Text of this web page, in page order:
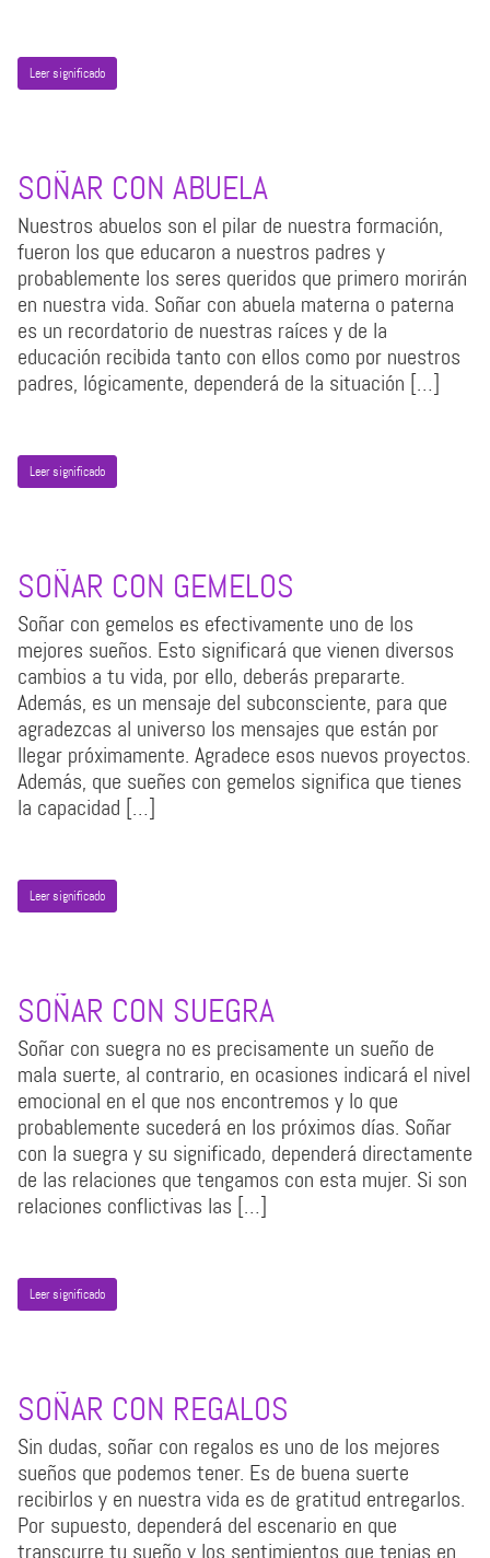
Leer significado
SOÑAR CON ABUELA
Nuestros abuelos son el pilar de nuestra formación,
fueron los que educaron a nuestros padres y
probablemente los seres queridos que primero morirán
en nuestra vida. Soñar con abuela materna o paterna
es un recordatorio de nuestras raíces y de la
educación recibida tanto con ellos como por nuestros
padres, lógicamente, dependerá de la situación […]
Leer significado
SOÑAR CON GEMELOS
Soñar con gemelos es efectivamente uno de los
mejores sueños. Esto significará que vienen diversos
cambios a tu vida, por ello, deberás prepararte.
Además, es un mensaje del subconsciente, para que
agradezcas al universo los mensajes que están por
llegar próximamente. Agradece esos nuevos proyectos.
Además, que sueñes con gemelos significa que tienes
la capacidad […]
Leer significado
SOÑAR CON SUEGRA
Soñar con suegra no es precisamente un sueño de
mala suerte, al contrario, en ocasiones indicará el nivel
emocional en el que nos encontremos y lo que
probablemente sucederá en los próximos días. Soñar
con la suegra y su significado, dependerá directamente
de las relaciones que tengamos con esta mujer. Si son
relaciones conflictivas las […]
Leer significado
SOÑAR CON REGALOS
Sin dudas, soñar con regalos es uno de los mejores
sueños que podemos tener. Es de buena suerte
recibirlos y en nuestra vida es de gratitud entregarlos.
Por supuesto, dependerá del escenario en que
transcurre tu sueño y los sentimientos que tenias en